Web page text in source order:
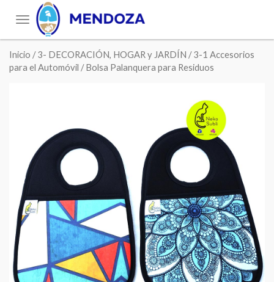
Toggle
navigation
Inicio /3- DECORACIÓN, HOGAR y JARDÍN /3-1 Accesorios
para el Automóvil / Bolsa Palanquera para Residuos